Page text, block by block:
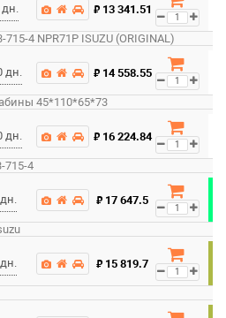
дн. ₽13 341.51
4 NPR71P ISUZU (ORIGINAL)
дн. ₽14 558.55
45*110*65*73
дн. ₽16 224.84
715-4
₽ 17 647.5
₽ 15 819.7